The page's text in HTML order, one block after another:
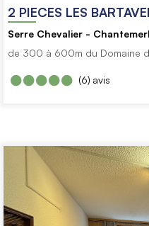
2 PIECES LES
Serre Chevalier -
de 300 à 600m du Domaine
avis
(6)